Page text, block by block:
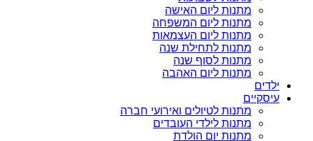
מתנות ליום האישה
מתנות ליום המשפחה
מתנות ליום העצמאות
מתנות לתחילת שנה
מתנות לסוף שנה
מתנות ליום האהבה
ילדים
עיסקיים
מתנות לטיולים ואירועי חברה
מתנות לילדי העובדים
מתנות יום הולדת